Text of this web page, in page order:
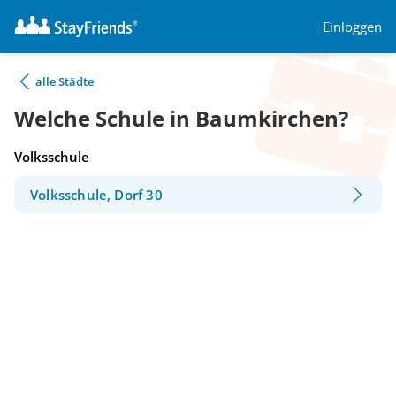
Einloggen
alle Städte
Welche Schule in Baumkirchen?
Volksschule
Volksschule, Dorf 30